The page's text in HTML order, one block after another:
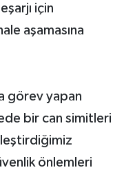
için
aşamasına
görev yapan
bir can simitleri
önlemleri